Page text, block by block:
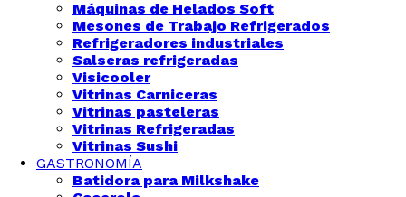
Máquinas de Helados Soft
Mesones de Trabajo Refrigerados
Refrigeradores industriales
Salseras refrigeradas
Visicooler
Vitrinas Carniceras
Vitrinas pasteleras
Vitrinas Refrigeradas
Vitrinas Sushi
GASTRONOMÍA
Batidora para Milkshake